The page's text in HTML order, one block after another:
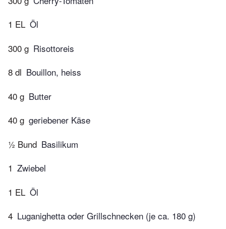
1 EL Öl
300 g Risottoreis
8 dl Bouillon, heiss
40 g Butter
40 g geriebener Käse
½ Bund Basilikum
1 Zwiebel
1 EL Öl
4 Luganighetta oder Grillschnecken (je ca. 180 g)